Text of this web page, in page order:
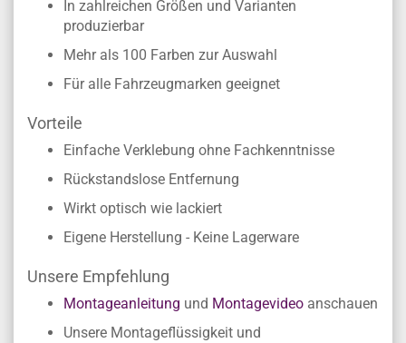
In zahlreichen Größen und Varianten
produzierbar
Mehr als 100 Farben zur Auswahl
Für alle Fahrzeugmarken geeignet
Vorteile
Einfache Verklebung ohne Fachkenntnisse
Rückstandslose Entfernung
Wirkt optisch wie lackiert
Eigene Herstellung - Keine Lagerware
Unsere Empfehlung
Montageanleitung und Montagevideo anschauen
Unsere Montageflüssigkeit und